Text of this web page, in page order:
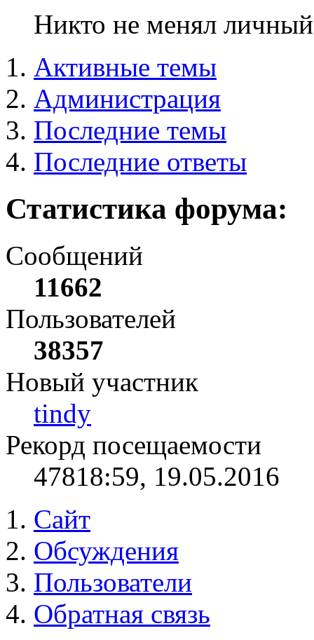
Никто не менял личный
Активные темы
Администрация
Последние темы
Последние ответы
Статистика форума:
Сообщений
11662
Пользователей
38357
Новый участник
tindy
Рекорд посещаемости
47818:59, 19.05.2016
Сайт
Обсуждения
Пользователи
Обратная связь